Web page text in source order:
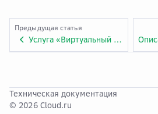
Предыдущая статья
Услуга «Виртуальный ЦОД с GPU»
Техническая документация
© 2026 Cloud.ru